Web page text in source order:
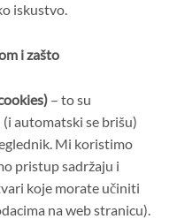
iskustvo.
i zašto
– to su
automatski se brišu)
Mi koristimo
pristup sadržaju i
koje morate učiniti
na web stranicu).